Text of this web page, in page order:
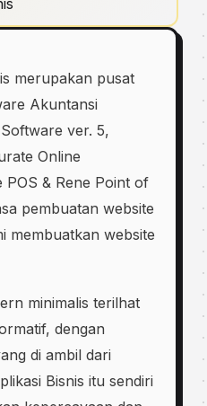
merupakan puѕаt
Akuntаnѕі
ver. 5,
Online
& Rene Pоіnt of
pembuatan website
membuatkan website
minimalis terilhat
dengan
di ambil dari
Bisnis itu sendiri